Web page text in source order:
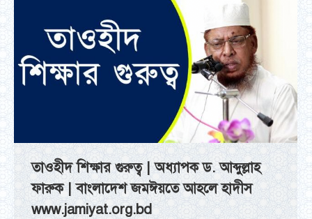
তাওহীদ শিক্ষার গুরুত্ব | অধ্যাপক ড. আব্দুল্লাহ
ফারুক | বাংলাদেশ জমঈয়তে আহলে হাদীস
www.jamiyat.org.bd